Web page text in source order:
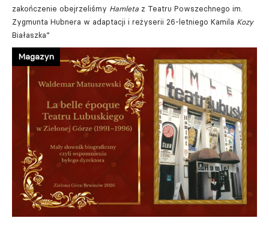
zakończenie obejrzeliśmy Hamleta z Teatru Powszechnego im.
Zygmunta Hubnera w adaptacji i reżyserii 26-letniego Kamila Kozy
Białaszka”
Magazyn